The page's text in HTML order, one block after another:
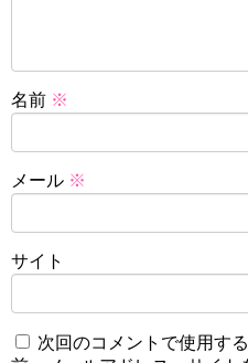
名前 ※
メール ※
サイト
次回のコメントで使用す